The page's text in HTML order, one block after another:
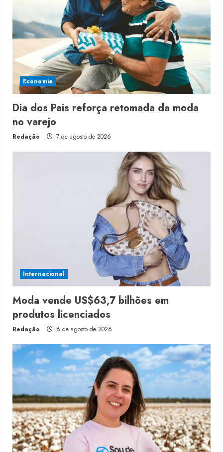
Economia
Dia dos Pais reforça retomada da moda
no varejo
Redação 7 de agosto de 2026
Internacional
Moda vende US$63,7 bilhões em
produtos licenciados
Redação 6 de agosto de 2026